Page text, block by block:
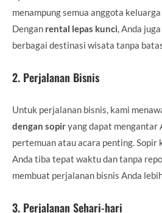
menampung semua anggota
Dengan rental lepas kunci , Anda
berbagai destinasi wisata tanpa
2. Perjalanan Bisnis
Untuk perjalanan bisnis, kami
dengan sopiryang dapat mengantar
pertemuan atau acara penting. Sopir
Anda tiba tepat waktu dan tanpa
membuat perjalanan bisnis Anda
3. Perjalanan Sehari-hari